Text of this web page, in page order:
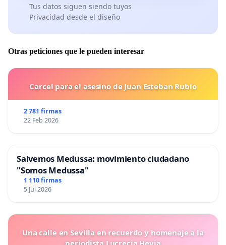
Tus datos siguen siendo tuyos
Privacidad desde el diseño
Otras peticiones que le pueden interesar
Carcel para el asesino de Juan Esteban Rubio
2 781 firmas
22 Feb 2026
Salvemos Medussa: movimiento ciudadano
"Somos Medussa"
1 110 firmas
5 Jul 2026
Una calle en Sevilla en recuerdo y homenaje a la